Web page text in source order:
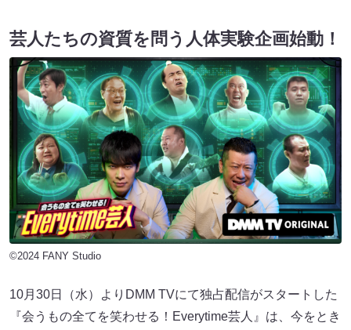
芸⼈たちの資質を問う⼈体実験企画始動！
©2024 FANY Studio
10月30日（水）よりDMM TVにて独占配信がスタートした
『会うもの全てを笑わせる！Everytime芸人』は、今をとき